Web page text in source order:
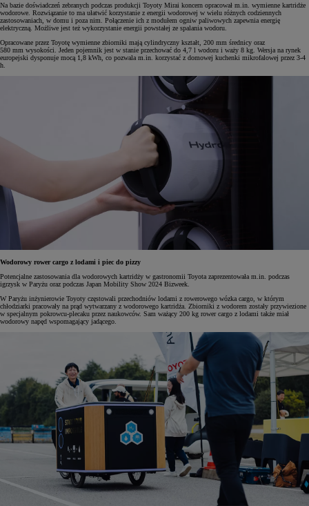
Na bazie doświadczeń zebranych podczas produkcji Toyoty Mirai koncern opracował m.in. wymienne kartridże
wodorowe. Rozwiązanie to ma ułatwić korzystanie z energii wodorowej w wielu różnych codziennych
zastosowaniach, w domu i poza nim. Połączenie ich z modułem ogniw paliwowych zapewnia energię
elektryczną. Możliwe jest też wykorzystanie energii powstałej ze spalania wodoru.
Opracowane przez Toyotę wymienne zbiorniki mają cylindryczny kształt, 200 mm średnicy oraz
580 mm wysokości. Jeden pojemnik jest w stanie przechować do 4,7 l wodoru i waży 8 kg. Wersja na rynek
europejski dysponuje mocą 1,8 kWh, co pozwala m.in. korzystać z domowej kuchenki mikrofalowej przez 3-4
h.
Wodorowy rower cargo z lodami i piec do pizzy
Potencjalne zastosowania dla wodorowych kartridży w gastronomii Toyota zaprezentowała m.in. podczas
igrzysk w Paryżu oraz podczas Japan Mobility Show 2024 Bizweek.
W Paryżu inżynierowie Toyoty częstowali przechodniów lodami z rowerowego wózka cargo, w którym
chłodziarki pracowały na prąd wytwarzany z wodorowego kartridża. Zbiorniki z wodorem zostały przywiezione
w specjalnym pokrowcu-plecaku przez naukowców. Sam ważący 200 kg rower cargo z lodami także miał
wodorowy napęd wspomagający jadącego.